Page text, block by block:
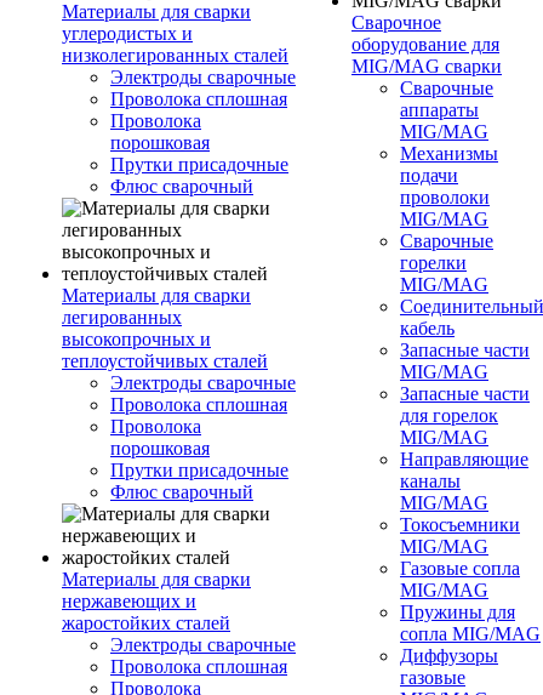
Материалы для сварки
углеродистых и
низколегированных сталей
Электроды сварочные
Проволока сплошная
Проволока
порошковая
Прутки присадочные
Флюс сварочный
Материалы для сварки
легированных
высокопрочных и
теплоустойчивых сталей
Электроды сварочные
Проволока сплошная
Проволока
порошковая
Прутки присадочные
Флюс сварочный
Материалы для сварки
нержавеющих и
жаростойких сталей
Электроды сварочные
Проволока сплошная
Проволока
Сварочное
оборудование для
MIG/MAG сварки
Сварочные
аппараты
MIG/MAG
Механизмы
подачи
проволоки
MIG/MAG
Сварочные
горелки
MIG/MAG
Соединительный
кабель
Запасные части
MIG/MAG
Запасные части
для горелок
MIG/MAG
Направляющие
каналы
MIG/MAG
Токосъемники
MIG/MAG
Газовые сопла
MIG/MAG
Пружины для
сопла MIG/MAG
Диффузоры
газовые